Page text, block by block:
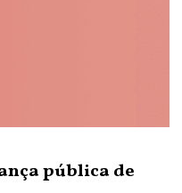
pública de